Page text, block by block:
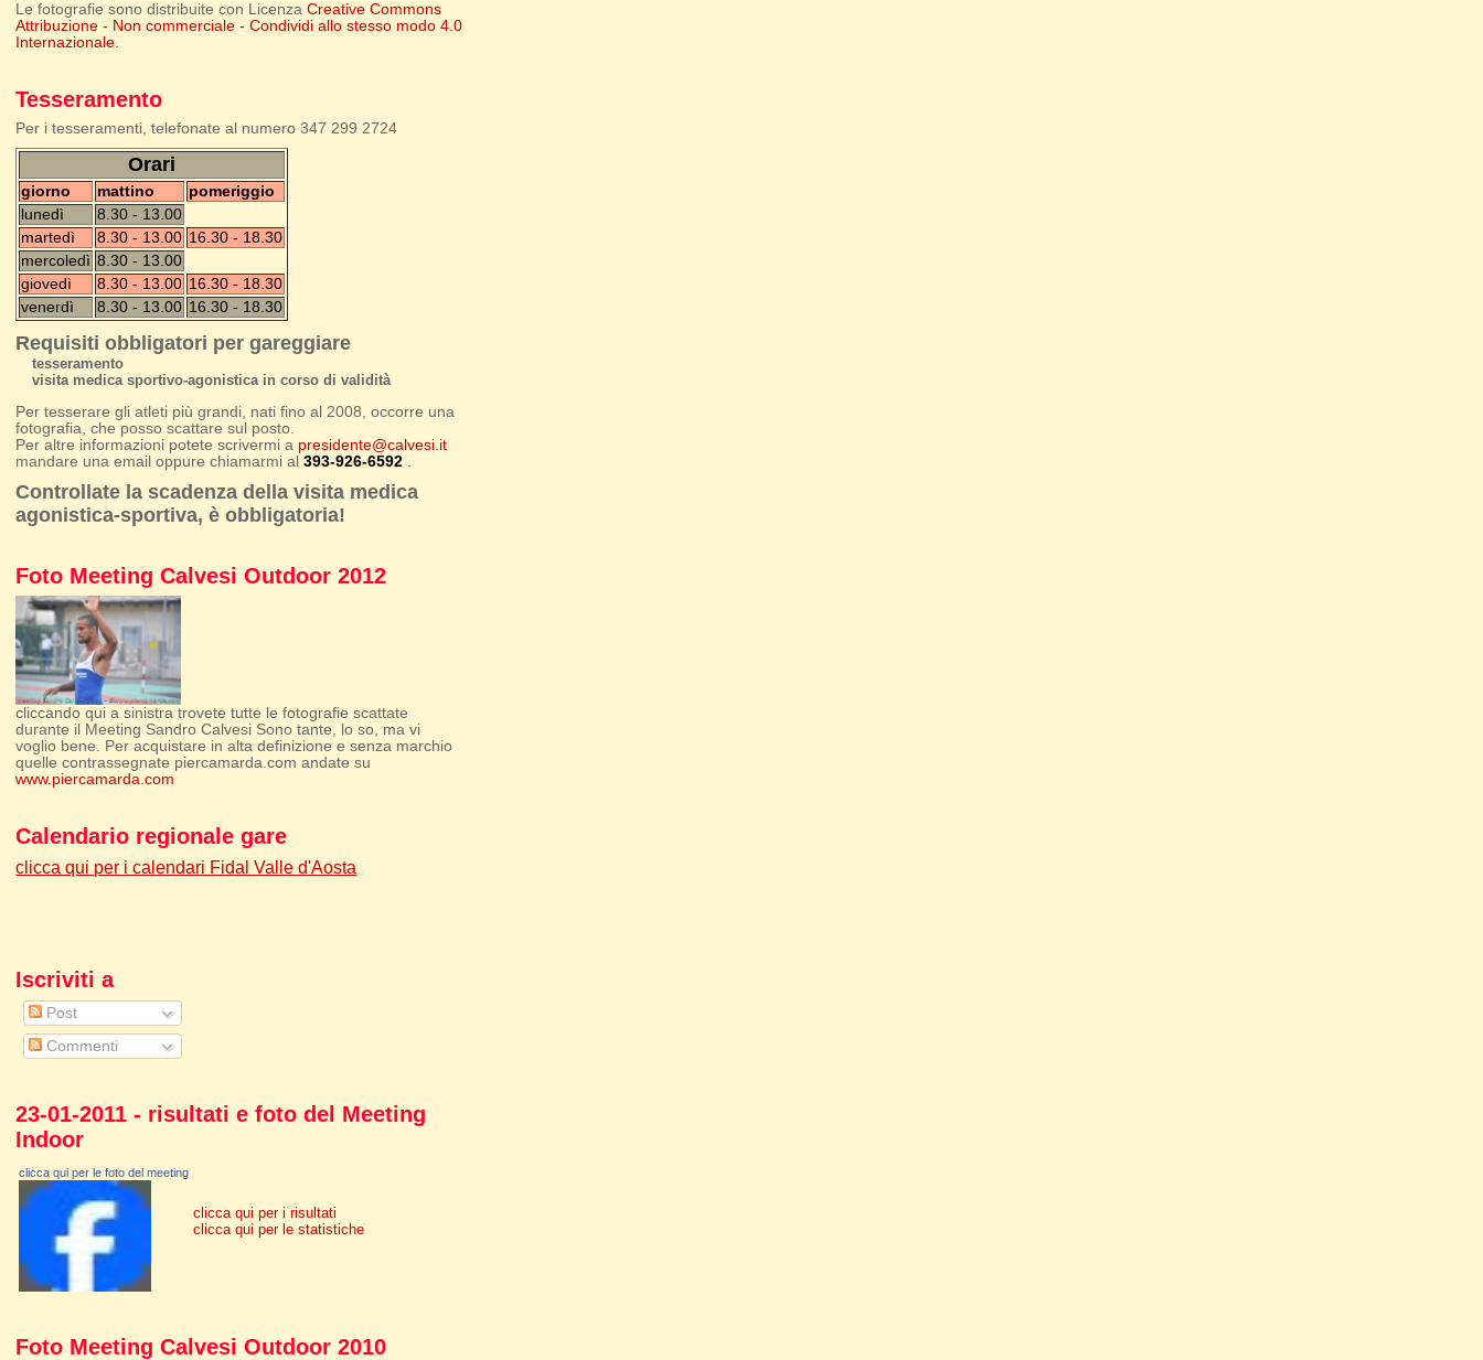
Le fotografie sono distribuite con LicenzaCreative Commons
Attribuzione - Non commerciale - Condividi allo stesso modo 4.0
Internazionale.
Tesseramento
Per i tesseramenti, telefonate al numero 347 299 2724
Orari
giorno mattino
pomeriggio
lunedì
8.30 - 13.00
martedì
8.30 - 13.00 16.30 - 18.30
mercoledì 8.30 - 13.00
giovedì
8.30 - 13.00 16.30 - 18.30
venerdì
8.30 - 13.00 16.30 - 18.30
Requisiti obbligatori per gareggiare
tesseramento
visita medica sportivo-agonistica in corso di validità
Per tesserare gli atleti più grandi, nati fino al 2008, occorre una
fotografia, che posso scattare sul posto.
Per altre informazioni potete scrivermi a presidente@calvesi.it
mandare una email oppure chiamarmi al393-926-6592
Controllate la scadenza della visita medica
agonistica-sportiva, è obbligatoria!
Foto Meeting Calvesi Outdoor 2012
cliccando qui a sinistra trovete tutte le fotografie scattate
durante il Meeting Sandro Calvesi Sono tante, lo so, ma vi
voglio bene. Per acquistare in alta definizione e senza marchio
quelle contrassegnate piercamarda.com andate su
www.piercamarda.com
Calendario regionale gare
clicca qui per i calendari Fidal Valle d'Aosta
Iscriviti a
Post
Commenti
23-01-2011 - risultati e foto del Meeting
Indoor
clicca qui per le foto del meeting
clicca qui per i risultati
clicca qui per le statistiche
Foto Meeting Calvesi Outdoor 2010